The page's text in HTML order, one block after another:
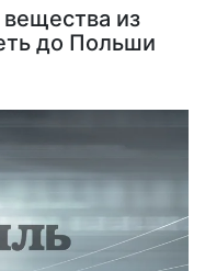
из
до Польши